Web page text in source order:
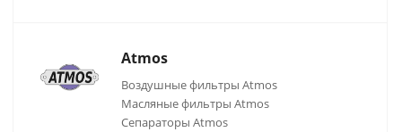
Atmos
Воздушные фильтры Atmos
Масляные фильтры Atmos
Сепараторы Atmos